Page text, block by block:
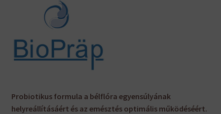
Probiotikus formula a bélflóra egyensúlyának
helyreállításáért és az emésztés optimális működéséért.